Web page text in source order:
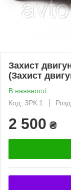
Захист
(Захист
В наявності
Код: ЗРК.1
2 500 ₴